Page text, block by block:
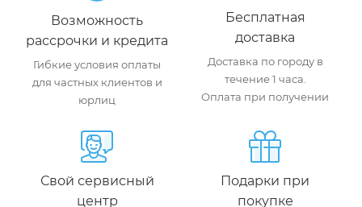
Возможность
рассрочки и кредита
Гибкие условия оплаты
для частных клиентов и
юрлиц
Бесплатная
доставка
Доставка по городу в
течение 1 часа.
Оплата при получении
Свой сервисный
центр
Подарки при
покупке